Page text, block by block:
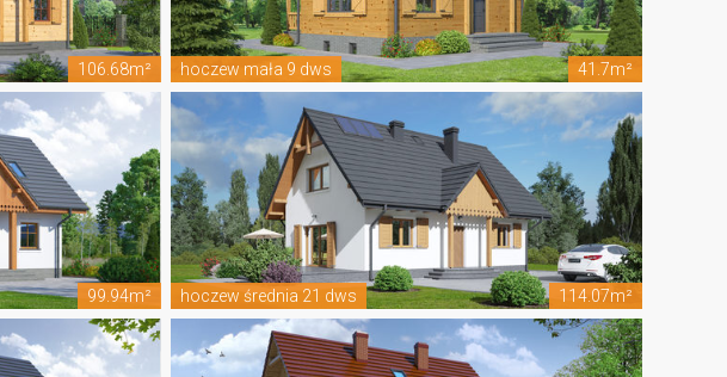
106.68m² hoczew mała 9 dws 41.7m²
99.94m² hoczew średnia 21 dws 114.07m²